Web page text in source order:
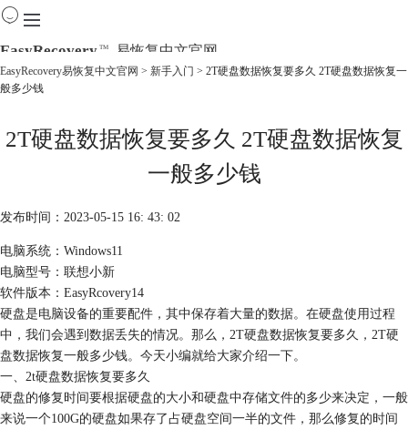
EasyRecovery TM 易恢复中文官网
下载
EasyRecovery易恢复中文官网 > 新手入门 > 2T硬盘数据恢复要多久 2T硬盘数据恢复一
般多少钱
2T硬盘数据恢复要多久 2T硬盘数据恢复
一般多少钱
发布时间：2023-05-15 16: 43: 02
电脑系统：Windows11
电脑型号：联想小新
软件版本：EasyRcovery14
硬盘是电脑设备的重要配件，其中保存着大量的数据。在硬盘使用过程
中，我们会遇到数据丢失的情况。那么，2T硬盘数据恢复要多久，2T硬
盘数据恢复一般多少钱。今天小编就给大家介绍一下。
一、2t硬盘数据恢复要多久
硬盘的修复时间要根据硬盘的大小和硬盘中存储文件的多少来决定，一般
来说一个100G的硬盘如果存了占硬盘空间一半的文件，那么修复的时间